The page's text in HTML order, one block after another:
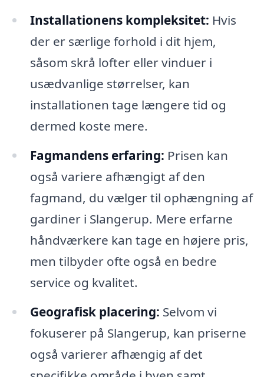
Installationens kompleksitet: Hvis
der er særlige forhold i dit hjem,
såsom skrå lofter eller vinduer i
usædvanlige størrelser, kan
installationen tage længere tid og
dermed koste mere.
Fagmandens erfaring: Prisen kan
også variere afhængigt af den
fagmand, du vælger til ophængning af
gardiner i Slangerup. Mere erfarne
håndværkere kan tage en højere pris,
men tilbyder ofte også en bedre
service og kvalitet.
Geografisk placering: Selvom vi
fokuserer på Slangerup, kan priserne
også varierer afhængig af det